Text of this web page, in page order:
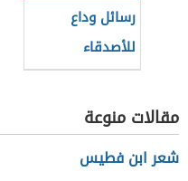
رسائل وداع
للأصدقاء
مقالات منوعة
شعر ابن فطيس